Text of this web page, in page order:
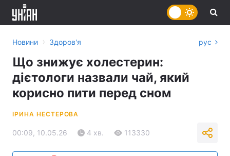
Новини › Здоров'я рус
Що знижує холестерин:
дієтологи назвали чай, який
корисно пити перед сном
ІРИНА НЕСТЕРОВА
00:09, 10.05.26 4 хв. 113330